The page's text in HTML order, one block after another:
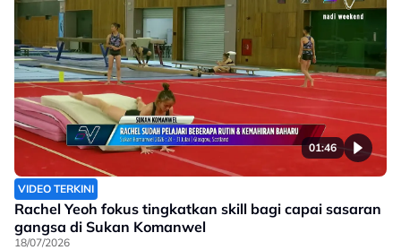
01:46
VIDEO TERKINI
Rachel Yeoh fokus tingkatkan skill bagi capai sasaran
gangsa di Sukan Komanwel
18/07/2026